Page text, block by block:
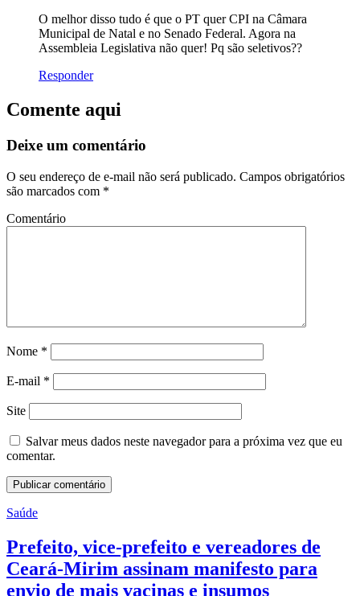
O melhor disso tudo é que o PT quer CPI na Câmara
Municipal de Natal e no Senado Federal. Agora na
Assembleia Legislativa não quer! Pq são seletivos??
Responder
Comente aqui
Deixe um comentário
O seu endereço de e-mail não será publicado. Campos obrigatórios
são marcados com *
Comentário
Nome *
E-mail *
Site
Salvar meus dados neste navegador para a próxima vez que eu
comentar.
Saúde
Prefeito, vice-prefeito e vereadores de
Ceará-Mirim assinam manifesto para
envio de mais vacinas e insumos